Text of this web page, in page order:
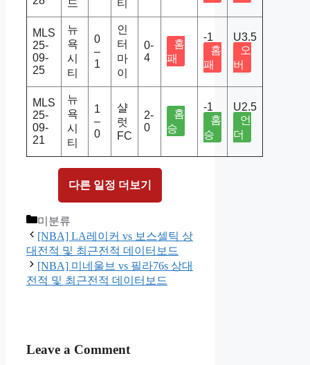
드 티
MLS
25-
09-
25
뉴
욕
시
티
0
–
1
인
터
마
이
0-
4
홈
패
-1
홈
패
U3.5
오
버
MLS
25-
09-
21
뉴
욕
시
티
1
–
0
샬
럿
FC
2-
0
홈
승
-1
홈
승
U2.5
언
더
다른 일정 더보기
Categories
미분류
[NBA] LA레이커 vs 보스셀틱 상
대전적 및 최근전적 데이터보드
[NBA] 미네울브 vs 필라76s 상대
전적 및 최근전적 데이터보드
Leave a Comment